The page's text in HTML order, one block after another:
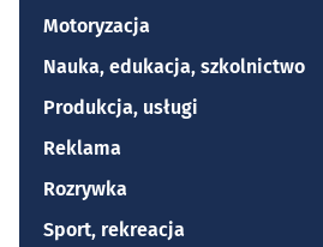
Motoryzacja
Nauka, edukacja, szkolnictwo
Produkcja, usługi
Reklama
Rozrywka
Sport, rekreacja